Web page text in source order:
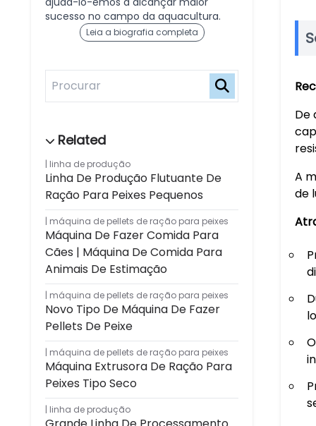
sucesso no campo da aquacultura.
Leia a biografia completa
linha de produção
Linha De Produção Flutuante De
Ração Para Peixes Pequenos
máquina de pellets de ração para peixes
Máquina De Fazer Comida Para
Cães | Máquina De Comida Para
Animais De Estimação
máquina de pellets de ração para peixes
Novo Tipo De Máquina De Fazer
Pellets De Peixe
máquina de pellets de ração para peixes
Máquina Extrusora De Ração Para
Peixes Tipo Seco
linha de produção
De
A
de